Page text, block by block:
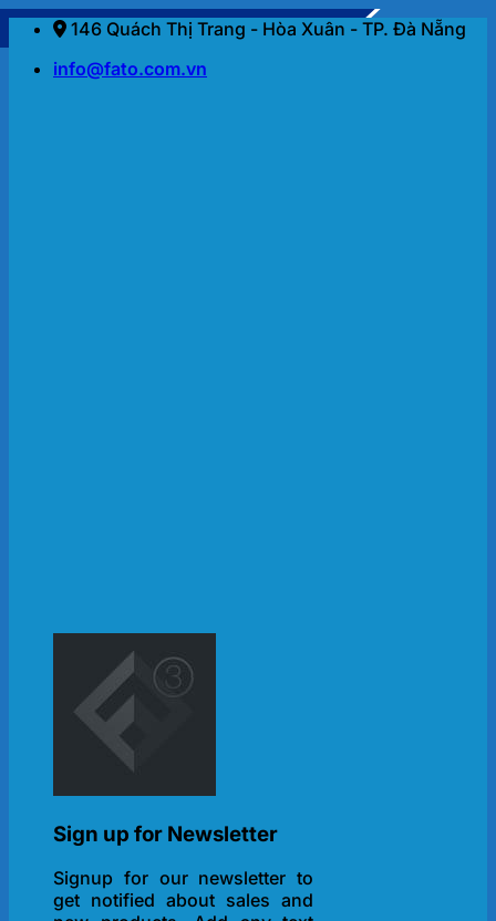
qua
146 Quách Thị Trang - Hòa Xuân - TP. Đà Nẵng
info@fato.com.vn
Sign up for Newsletter
Signup for our newsletter to
get notified about sales and